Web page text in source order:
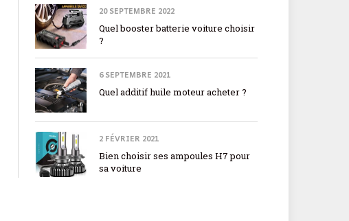
20 SEPTEMBRE 2022
Quel booster batterie voiture choisir
?
6 SEPTEMBRE 2021
Quel additif huile moteur acheter ?
2 FÉVRIER 2021
Bien choisir ses ampoules H7 pour
sa voiture